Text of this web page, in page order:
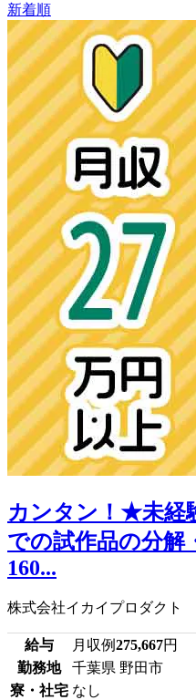
新着順
カンタン！★未経
での試作品の分解
160...
株式会社イカイプロダクト
給与 月収例275,667円
勤務地
千葉県 野田市
寮・社宅 なし